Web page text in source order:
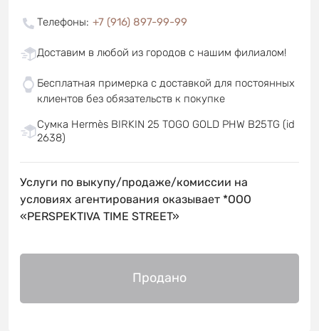
Телефоны: +7 (916) 897-99-99
Доставим в любой из городов с нашим филиалом!
Бесплатная примерка с доставкой для постоянных
клиентов без обязательств к покупке
Сумка Hermès BIRKIN 25 TOGO GOLD PHW B25TG (id
2638)
Услуги по выкупу/продаже/комиссии на
условиях агентирования оказывает *OOO
«PERSPEKTIVA TIME STREET»
Продано